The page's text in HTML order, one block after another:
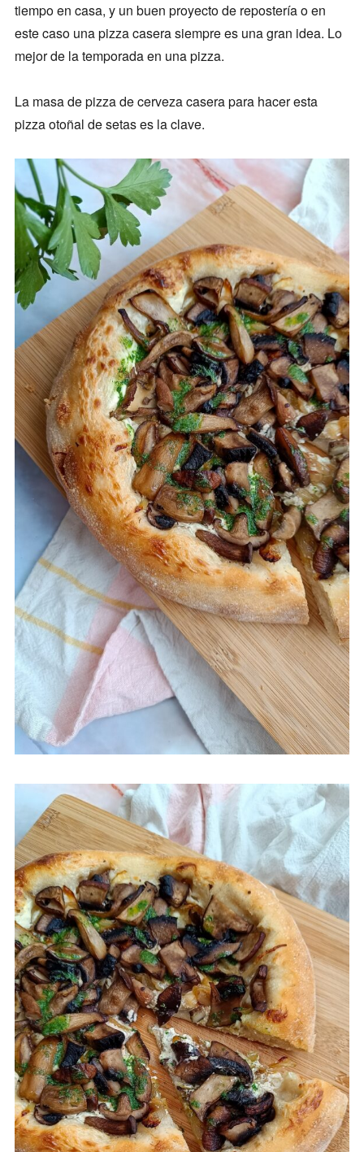
tiempo en casa, y un buen proyecto de repostería o en
este caso una pizza casera siempre es una gran idea. Lo
mejor de la temporada en una pizza.
La masa de pizza de cerveza casera para hacer esta
pizza otoñal de setas es la clave.